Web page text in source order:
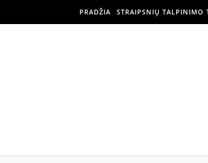
PRADŽIA STRAIPSNIŲ TALPINIMO